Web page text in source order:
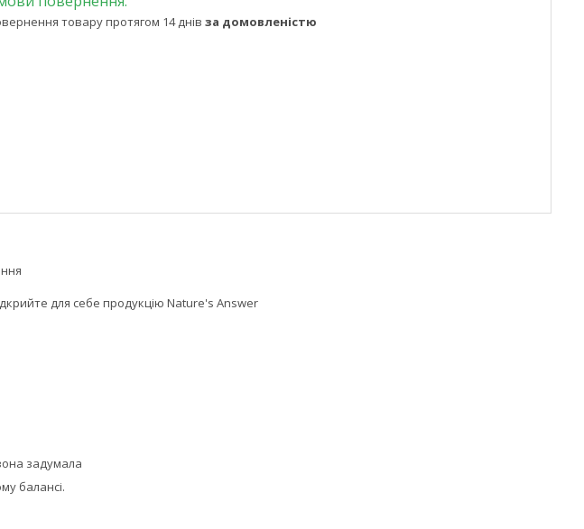
товару протягом 14 днів за домовленістю
для себе продукцію Nature's Answer
задумала
балансі.